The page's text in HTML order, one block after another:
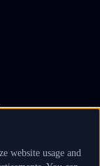
website usage and